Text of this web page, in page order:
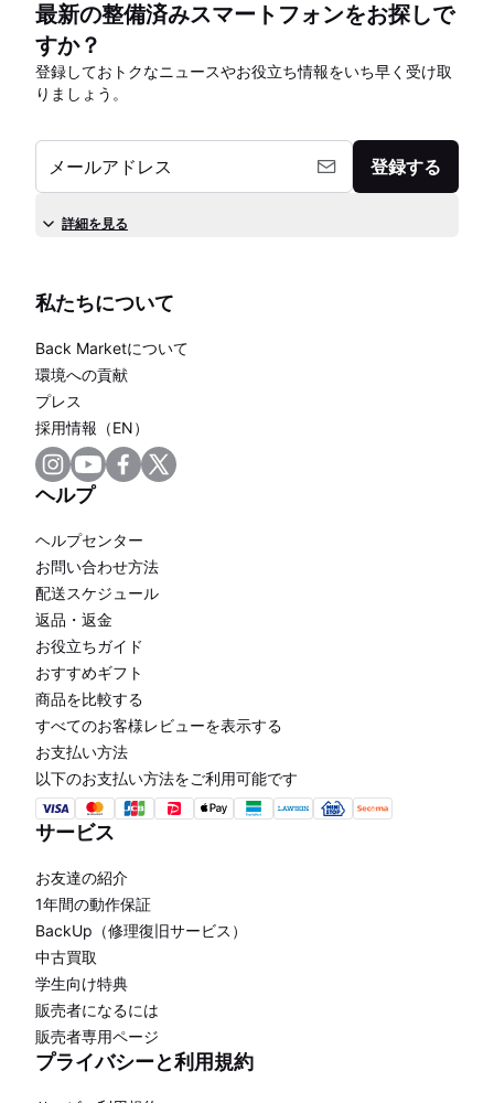
最新の整備済みスマートフォンをお探しで
すか？
登録しておトクなニュースやお役立ち情報をいち早く受け取
りましょう。
メールアドレス 登録する
詳細を見る
私たちについて
Back Marketについて
環境への貢献
プレス
採用情報（EN）
ヘルプ
ヘルプセンター
お問い合わせ方法
配送スケジュール
返品・返金
お役立ちガイド
おすすめギフト
商品を比較する
すべてのお客様レビューを表示する
お支払い方法
以下のお支払い方法をご利用可能です
サービス
お友達の紹介
1年間の動作保証
BackUp（修理復旧サービス）
中古買取
学生向け特典
販売者になるには
販売者専用ページ
プライバシーと利用規約